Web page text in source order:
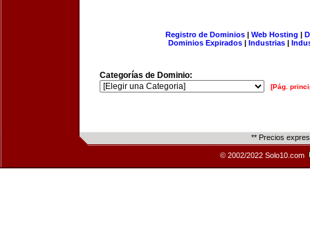
Registro de Dominios| Web Hosting |
Dominios Expirados | Industrias |
Categorías de Dominio:
[Pág.
** Precios
© 2002/2022 Solo10.com